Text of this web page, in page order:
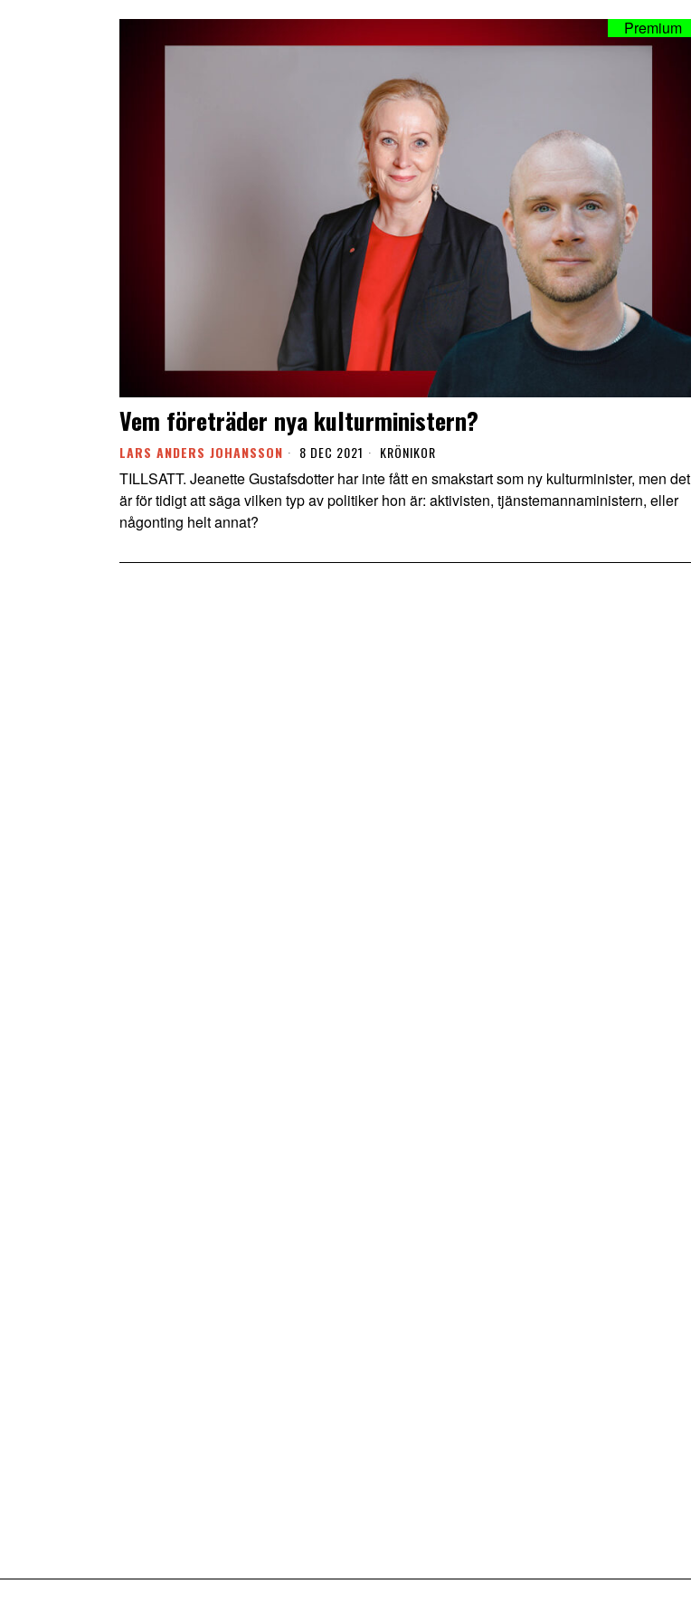
Vem företräder nya kulturministern?
LARS ANDERS JOHANSSON 8 DEC 2021 KRÖNIKOR
TILLSATT. Jeanette Gustafsdotter har inte fått en smakstart som ny kulturminister, men det
är för tidigt att säga vilken typ av politiker hon är: aktivisten, tjänstemannaministern, eller
någonting helt annat?